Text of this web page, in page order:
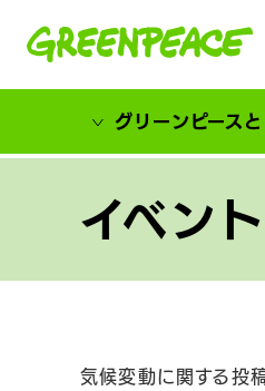
グリーンピース
イベン
気候変動に関する投